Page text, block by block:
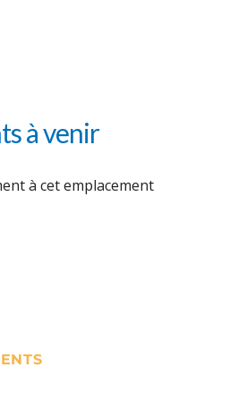
à venir
à cet emplacement